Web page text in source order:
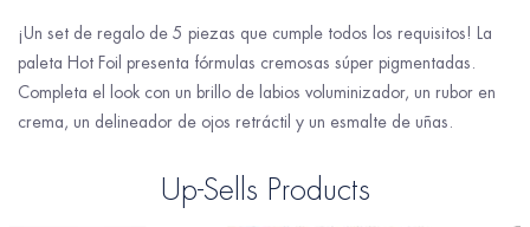
¡Un set de regalo de 5 piezas que cumple todos los requisitos! La
paleta Hot Foil presenta fórmulas cremosas súper pigmentadas.
Completa el look con un brillo de labios voluminizador, un rubor en
crema, un delineador de ojos retráctil y un esmalte de uñas.
Up-Sells Products